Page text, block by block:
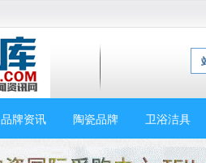
品牌资讯 陶瓷品牌 卫浴洁具